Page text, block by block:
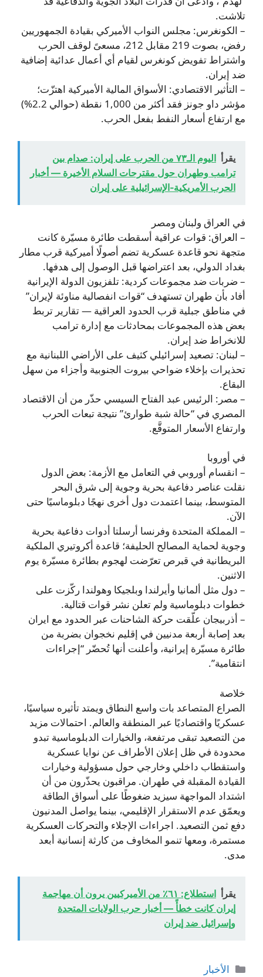
تلاشت.
– الكونغرس: مجلس النواب الأميركي بقيادة الجمهوريين
رفض، بصوت 219 مقابل 212، مسعىً لوقف الحرب
واشتراط تفويض كونغرس لقيام أي أعمال عدائية إضافية
ضد إيران.
– التأثير الاقتصادي: الأسواق المالية الأميركية اهتزّت؛
مؤشر داو جونز فقد أكثر من 1,000 نقطة (حوالي 2.2%)
مع ارتفاع أسعار النفط بفعل الحرب.
يقرأ
اليوم الـ٧٣ من الحرب على إيران: صدام بين
ترامب وطهران حول مقترحات السلام الأخيرة — أخبار
الحرب الأمريكية‑الإسرائيلية على إيران
في العراق ولبنان ومصر
– العراق: قوات عراقية أسقطت طائرة مسيّرة كانت
متجهة نحو قاعدة عسكرية تضم أصولًا أميركية قرب مطار
بغداد الدولي، بعد اعتراضها قبل الوصول إلى هدفها.
– ضربات ضد مجموعات كردية: تلفزيون الدولة الإيرانية
أفاد بأن طهران تستهدف “قوات انفصالية مناوئة لإيران”
في مناطق جبلية قرب الحدود العراقية — تقارير تربط
بعض هذه المجموعات بمحادثات مع إدارة ترامب
للانخراط ضد إيران.
– لبنان: تصعيد إسرائيلي كثيف على الأراضي اللبنانية مع
تحذيرات بإخلاء ضواحي بيروت الجنوبية وأجزاء من سهل
البقاع.
– مصر: الرئيس عبد الفتاح السيسي حذّر من أن الاقتصاد
المصري في “حالة شبة طوارئ” نتيجة تبعات الحرب
وارتفاع الأسعار المتوقَّع.
في أوروبا
– انقسام أوروبي في التعامل مع الأزمة: بعض الدول
نقلت عناصر دفاعية بحرية وجوية إلى شرق البحر
المتوسط، بينما اعتمدت دول أخرى نهجًا دبلوماسيًا حتى
الآن.
– المملكة المتحدة وفرنسا أرسلتا أدوات دفاعية بحرية
وجوية لحماية المصالح الحليفة؛ قاعدة أكروتيري الملكية
البريطانية في قبرص تعرّضت لهجوم بطائرة مسيّرة يوم
الاثنين.
– دول مثل ألمانيا وأيرلندا وبلجيكا وهولندا ركّزت على
خطوات دبلوماسية ولم تعلن نشر قوات قتالية.
– أذربيجان علّقت حركة الشاحنات عبر الحدود مع ايران
بعد إصابة أربعة مدنيين في إقليم نخجوان بضربة من
طائرة مسيّرة إيرانية، وأعلنت أنها تُحضّر “إجراءات
انتقامية”.
خلاصة
الصراع المتصاعد بات واسع النطاق ويمتد تأثيره سياسيًا،
عسكريًا واقتصاديًا عبر المنطقة والعالم. احتمالات مزيد
من التصعيد تبقى مرتفعة، والخيارات الدبلوماسية تبدو
محدودة في ظل إعلان الأطراف عن نوايا عسكرية
واستقطاب داخلي وخارجي حول مسؤولية وخيارات
القيادة المقبلة في طهران. مراقبون يحذّرون من أن
اشتداد المواجهة سيزيد ضغوطًا على أسواق الطاقة
ويعمّق عدم الاستقرار الإقليمي، بينما يواصل المدنيون
دفع ثمن التصعيد. اجراءات الإجلاء والتحركات العسكرية
مستمرة، ومعها تنمو المخاوف من كارثة إنسانية أبعد
مدى.
يقرأ
استطلاع: ٦١٪ من الأميركيين يرون أن مهاجمة
إيران كانت خطأً — أخبار حرب الولايات المتحدة
وإسرائيل ضد إيران
التصنيفات
الأخبار